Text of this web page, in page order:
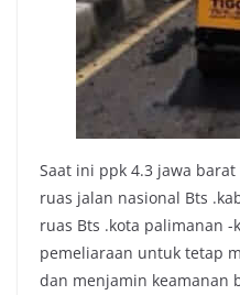
Saat ini ppk 4.3 jawa
ruas jalan nasional Bts
ruas Bts .kota palimanan
pemeliaraan untuk tetap
dan menjamin keamanan